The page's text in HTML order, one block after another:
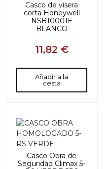
Casco de visera
corta Honeywell
NSB10001E
BLANCO
11,82 €
Añadir a la
cesta
Casco Obra de
Seguridad Climax 5-